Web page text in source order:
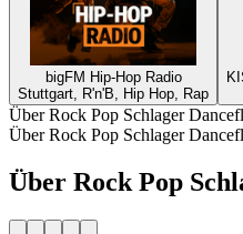
bigFM Hip-Hop Radio
Stuttgart, R'n'B, Hip Hop, Rap
Über Rock Pop Schlager
Über Rock Pop Schlager
Über Rock Pop